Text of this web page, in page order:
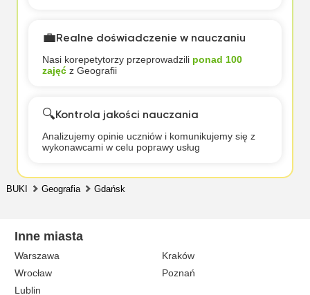
💼Realne doświadczenie w nauczaniu
Nasi korepetytorzy przeprowadzili ponad 100
zajęćz Geografii
🔍Kontrola jakości nauczania
Analizujemy opinie uczniów i komunikujemy się z
wykonawcami w celu poprawy usług
BUKI Geografia Gdańsk
Inne miasta
Warszawa
Kraków
Wrocław
Poznań
Lublin